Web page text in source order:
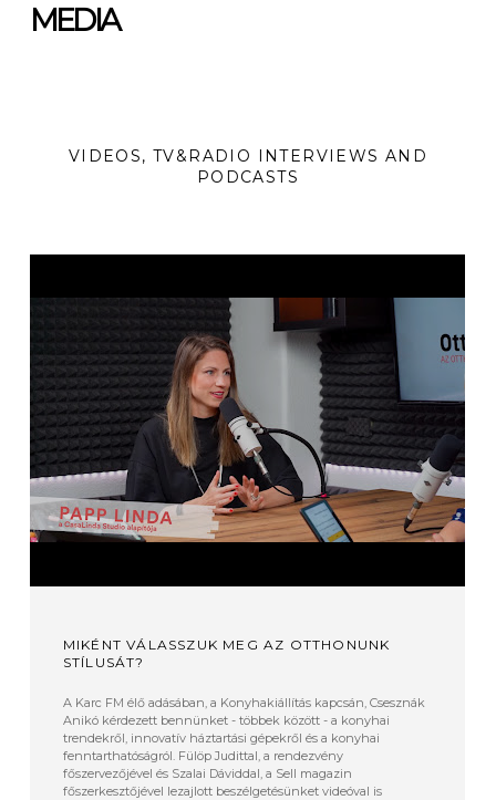
MEDIA
VIDEOS, TV&RADIO INTERVIEWS AND
PODCASTS
MIKÉNT VÁLASSZUK MEG AZ OTTHONUNK
STÍLUSÁT?
A Karc FM élő adásában, a Konyhakiállítás kapcsán, Csesznák
Anikó kérdezett bennünket - többek között - a konyhai
trendekről, innovatív háztartási gépekről és a konyhai
fenntarthatóságról. Fülöp Judittal, a rendezvény
főszervezőjével és Szalai Dáviddal, a Sell magazin
főszerkesztőjével lezajlott beszélgetésünket videóval is